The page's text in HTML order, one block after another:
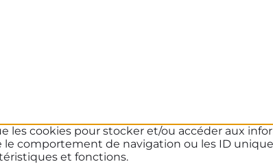
cookies pour stocker et/ou accéder aux
comportement de navigation ou les ID
et fonctions.